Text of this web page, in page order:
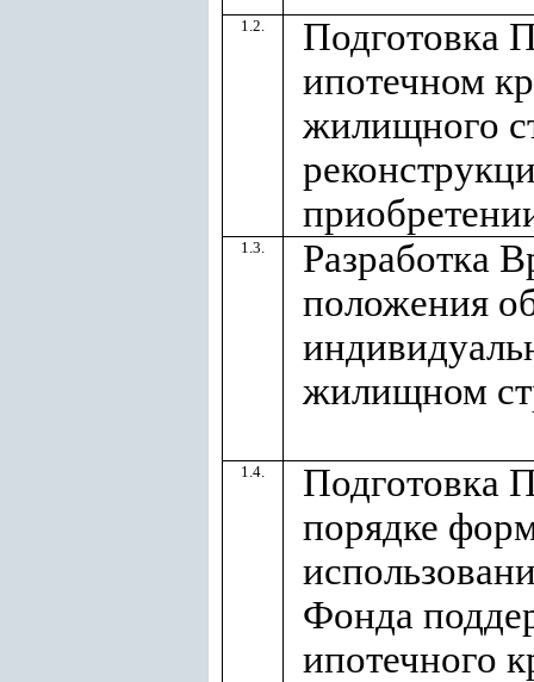
1.2.
Подготовка
ипотечном
жилищного
1.3.
Разработка
положения
жилищном
1.4.
Подготовка
порядке
Фонда
ипотечного